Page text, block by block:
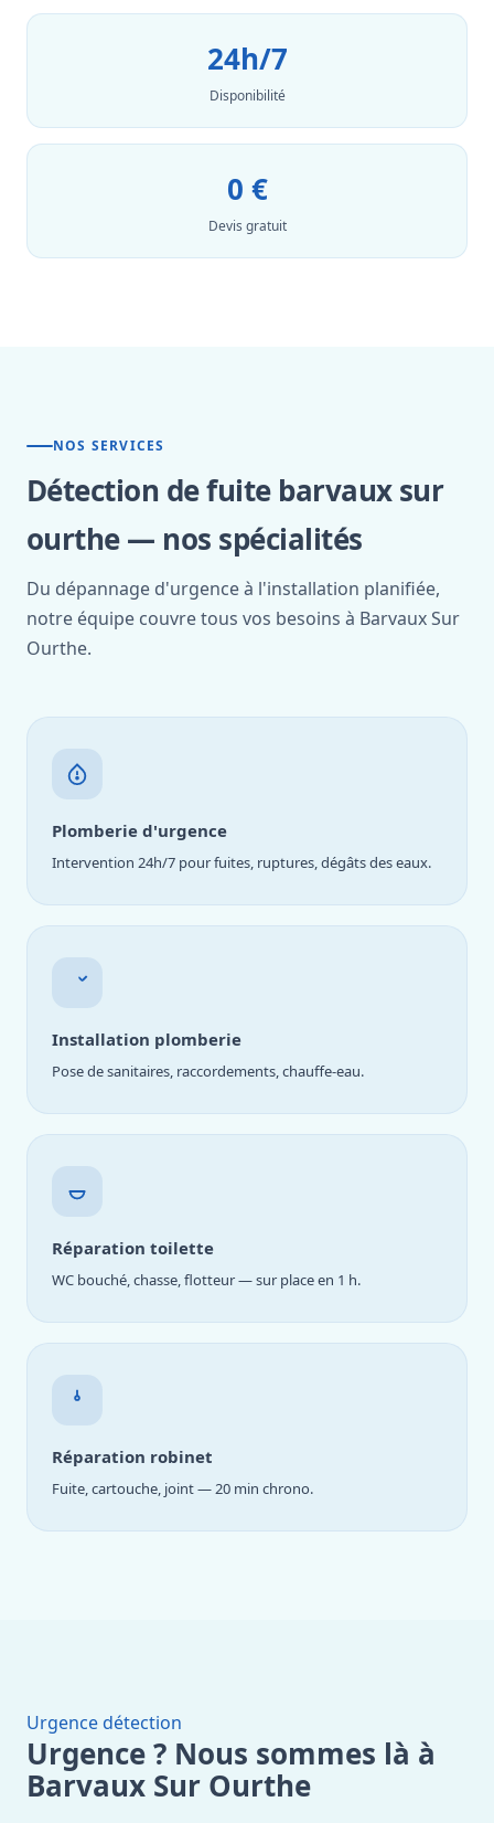
24h/7
Disponibilité
0 €
Devis gratuit
NOS SERVICES
Détection de fuite barvaux sur
ourthe — nos spécialités
Du dépannage d'urgence à l'installation planifiée,
notre équipe couvre tous vos besoins à Barvaux Sur
Ourthe.
Plomberie d'urgence
Intervention 24h/7 pour fuites, ruptures, dégâts des eaux.
Installation plomberie
Pose de sanitaires, raccordements, chauffe-eau.
Réparation toilette
WC bouché, chasse, flotteur — sur place en 1 h.
Réparation robinet
Fuite, cartouche, joint — 20 min chrono.
Urgence détection
Urgence ? Nous sommes là à
Barvaux Sur Ourthe